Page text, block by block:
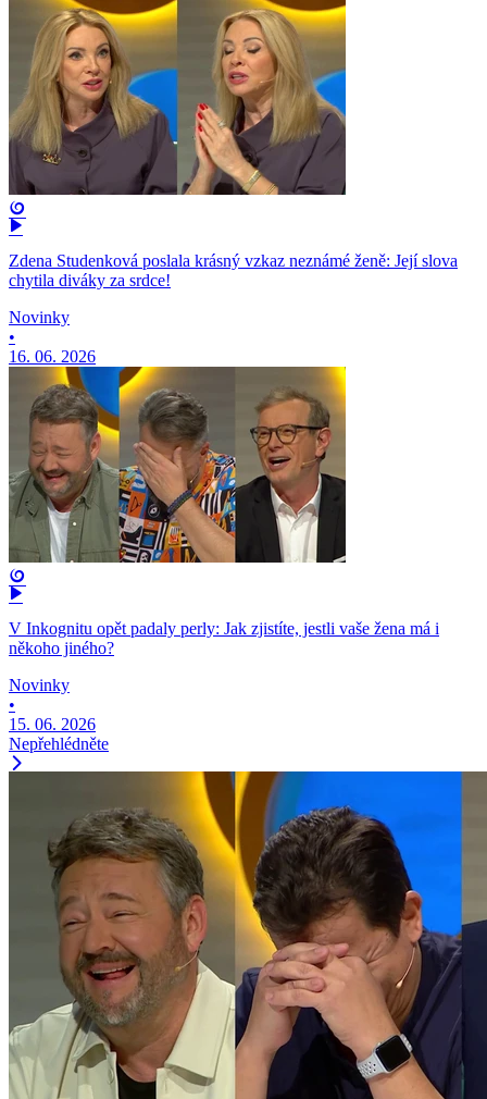
Zdena Studenková poslala krásný vzkaz neznámé ženě: Její slova
chytila ​​diváky za srdce!
Novinky
•
16. 06. 2026
V Inkognitu opět padaly perly: Jak zjistíte, jestli vaše žena má i
někoho jiného?
Novinky
•
15. 06. 2026
Nepřehlédněte